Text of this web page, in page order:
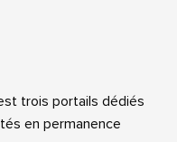
trois portails dédiés
en permanence